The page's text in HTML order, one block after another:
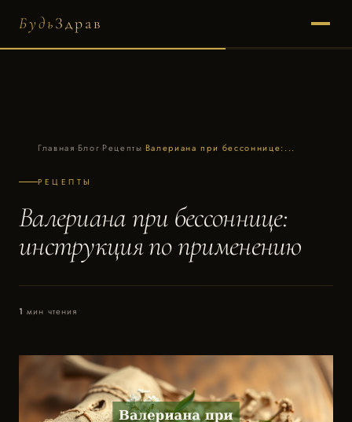
БудьЗдрав
Главная·Блог·Рецепты·Валериана при бессоннице:...
РЕЦЕПТЫ
Валериана при бессоннице:
инструкция по применению
1 мин чтения